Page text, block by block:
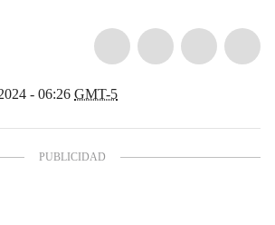
- 06:26 GMT-5